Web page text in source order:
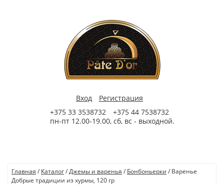
Вход
Регистрация
+375 33 3538732
+375 44 7538732
пн-пт 12.00-19.00, сб, вс - выходной.
Главная / Каталог/Джемы и варенья / Бонбоньерки / Варенье
Добрые традиции из хурмы, 120 гр